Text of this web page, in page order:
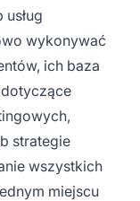
wykonywać
ich baza
strategie
wszystkich
miejscu